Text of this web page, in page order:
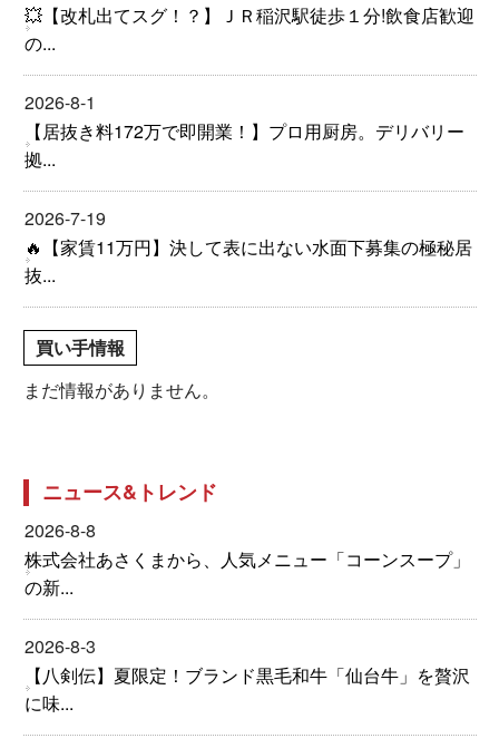
💥【改札出てスグ！？】ＪＲ稲沢駅徒歩１分!飲食店歓迎
の...
2026-8-1
【居抜き料172万で即開業！】プロ用厨房。デリバリー
拠...
2026-7-19
🔥【家賃11万円】決して表に出ない水面下募集の極秘居
抜...
買い手情報
まだ情報がありません。
ニュース&トレンド
2026-8-8
株式会社あさくまから、人気メニュー「コーンスープ」
の新...
2026-8-3
【八剣伝】夏限定！ブランド黒毛和牛「仙台牛」を贅沢
に味...